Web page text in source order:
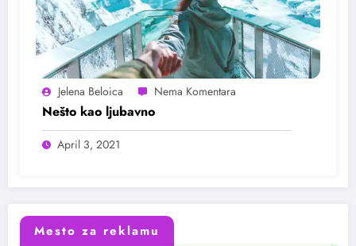
Jelena Beloica
Nešto kao ljubavno
April 3, 2021
Mesto za reklamu